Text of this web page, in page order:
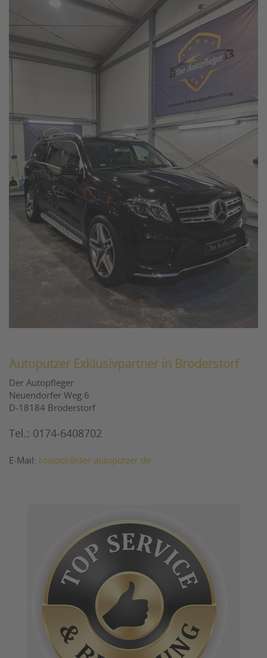
Autoputzer Exklusivpartner in Broderstorf
Der Autopfleger
Neuendorfer Weg 6
D-18184 Broderstorf
Tel.: 0174-6408702
E-Mail: rostock@der-autoputzer.de